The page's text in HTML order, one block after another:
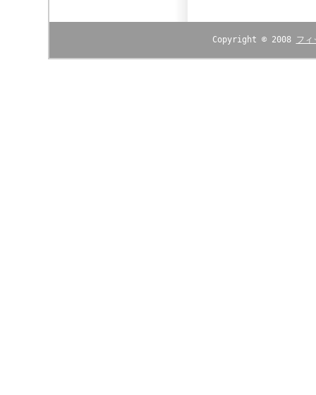
Copyright © 2008 フィ